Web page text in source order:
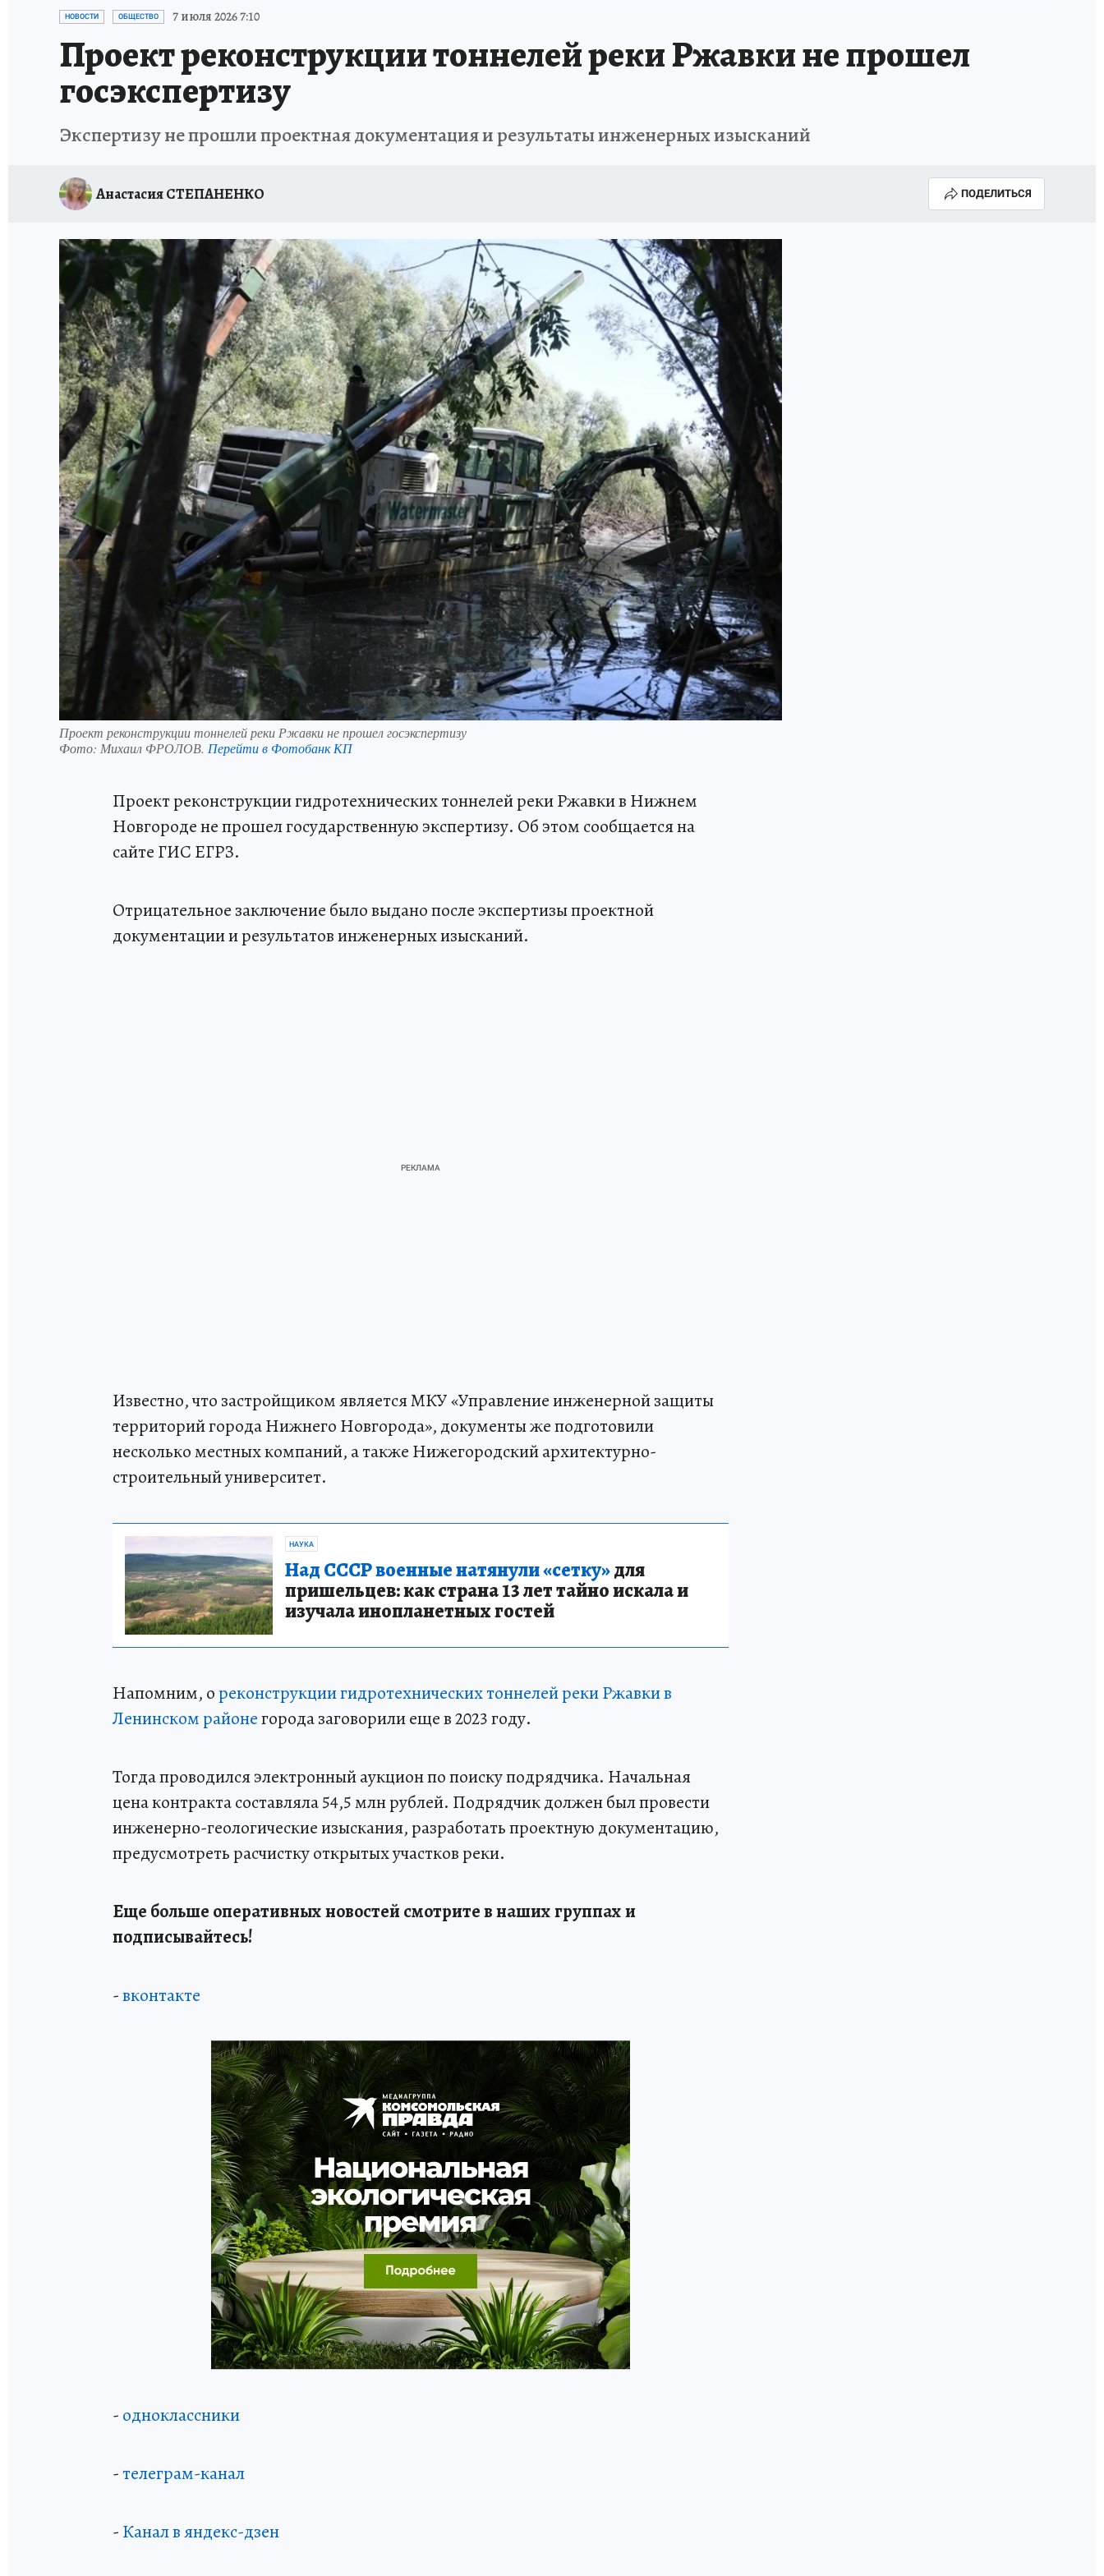
ИСПЫТАНО НА СЕБЕ
НОВОСТИ ОБЩЕСТВО 7 июля 2026 7:10
Проект реконструкции тоннелей реки Ржавки не прошел
госэкспертизу
Экспертизу не прошли проектная документация и результаты инженерных изысканий
Анастасия СТЕПАНЕНКО ПОДЕЛИТЬСЯ
Проект реконструкции тоннелей реки Ржавки не прошел госэкспертизу
Фото: Михаил ФРОЛОВ. Перейти в Фотобанк КП
Проект реконструкции гидротехнических тоннелей реки Ржавки в Нижнем
Новгороде не прошел государственную экспертизу. Об этом сообщается на
сайте ГИС ЕГРЗ.
Отрицательное заключение было выдано после экспертизы проектной
документации и результатов инженерных изысканий.
Известно, что застройщиком является МКУ «Управление инженерной защиты
территорий города Нижнего Новгорода», документы же подготовили
несколько местных компаний, а также Нижегородский архитектурно-
строительный университет.
НАУКА
Над СССР военные натянули «сетку»для
пришельцев: как страна 13 лет тайно искала и
изучала инопланетных гостей
Напомним, ореконструкции гидротехнических тоннелей реки Ржавки в
Ленинском районегорода заговорили еще в 2023 году.
Тогда проводился электронный аукцион по поиску подрядчика. Начальная
цена контракта составляла 54,5 млн рублей. Подрядчик должен был провести
инженерно-геологические изыскания, разработать проектную документацию,
предусмотреть расчистку открытых участков реки.
Еще больше оперативных новостей смотрите в наших группах и
подписывайтесь!
-вконтакте
- одноклассники
-телеграм-канал
- Канал в яндекс-дзен